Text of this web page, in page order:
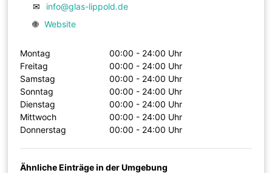
✉
info@glas-lippold.de
🌐 Website
Montag
00:00 - 24:00 Uhr
Freitag
00:00 - 24:00 Uhr
Samstag
00:00 - 24:00 Uhr
Sonntag
00:00 - 24:00 Uhr
Dienstag
00:00 - 24:00 Uhr
Mittwoch
00:00 - 24:00 Uhr
Donnerstag
00:00 - 24:00 Uhr
Ähnliche Einträge in der Umgebung